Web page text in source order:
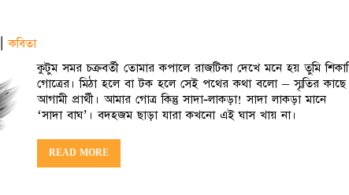
|কবিতা
কুটুম সমর চক্রবর্তী তোমার কপালে রাজটিকা দেখে মনে হয় তুমি
গোত্রের। মিঠা হলে বা টক হলে সেই পথের কথা বলো – স্মৃতির কাছে
আগামী প্রার্থী। আমার গোত্র কিন্তু সাদা-লাকড়া! সাদা লাকড়া মানে
‘সাদা বাঘ’। বদহজম ছাড়া যারা কখনো এই ঘাস খায় না।
READ MORE